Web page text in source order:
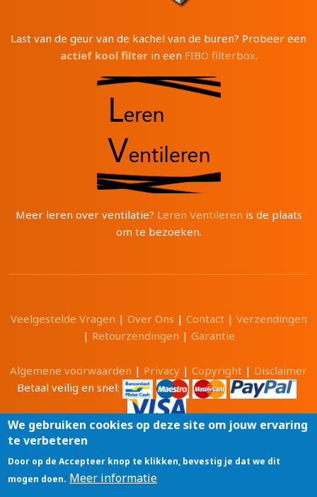
Last van de geur van de kachel van de buren? Probeer een
actief kool filterin een FIBO filterbox.
Meer leren over ventilatie? Leren Ventileren is de plaats
om te bezoeken.
Veelgestelde Vragen | Over Ons | Contact| Verzendingen
| Retourzendingen | Garantie
Algemene voorwaarden | Privacy | Copyright | Disclaimer
Betaal veilig en snel:
Alle prijzen zijn in Euro en inclusief 21% BTW.
Luchtwinkel.be® is een merk van
We gebruiken cookies op deze site om jouw ervaring
te verbeteren
Door op de Accepteer knop te klikken, bevestig je dat we dit
mogen doen. Meer informatie